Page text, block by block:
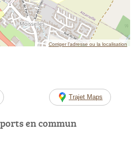
Corriger l’adresse ou la localisation
Trajet Maps
en commun